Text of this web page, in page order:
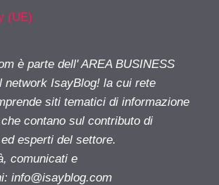
(UE)
è parte dell' AREA BUSINESS
network IsayBlog! la cui rete
siti tematici di informazione
contano sul contributo di
esperti del settore.
comunicati e
info@isayblog.com